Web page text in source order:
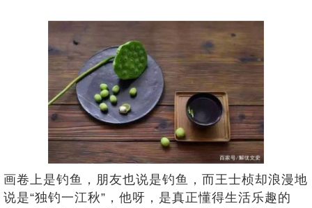
画卷上是钓鱼，朋友也说是钓鱼，而王士桢却浪漫地
说是“独钓一江秋”，他呀，是真正懂得生活乐趣的